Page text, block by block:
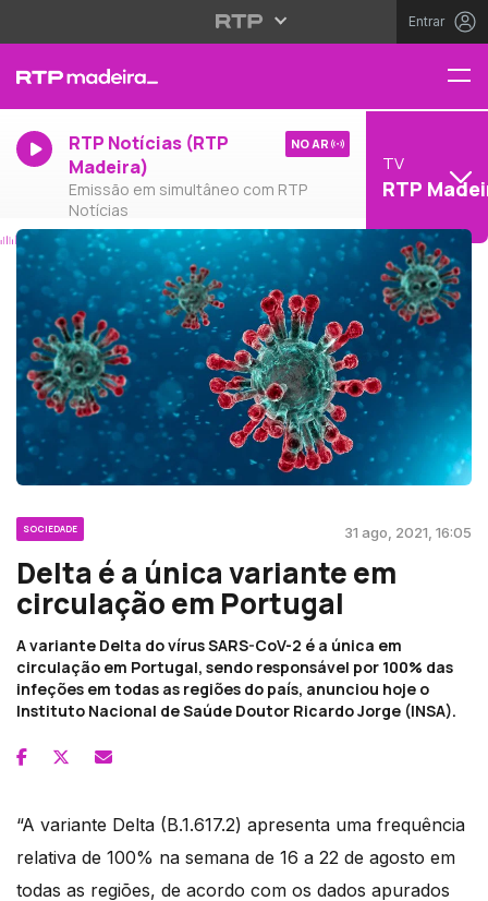
Entrar
RTP Notícias (RTP
Madeira)
Emissão em simultâneo com RTP
Notícias
NO AR
TV
RTP
SOCIEDADE 31 ago, 2021, 16:05
Delta é a única variante em
circulação em Portugal
A variante Delta do vírus SARS-CoV-2 é a única em
circulação em Portugal, sendo responsável por 100% das
infeções em todas as regiões do país, anunciou hoje o
Instituto Nacional de Saúde Doutor Ricardo Jorge (INSA).
“A variante Delta (B.1.617.2) apresenta uma frequência
relativa de 100% na semana de 16 a 22 de agosto em
todas as regiões, de acordo com os dados apurados